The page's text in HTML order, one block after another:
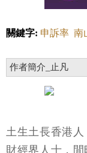
關鍵字: 申訴率 南
作者簡介_止凡
土生土長香港
財經界人士，